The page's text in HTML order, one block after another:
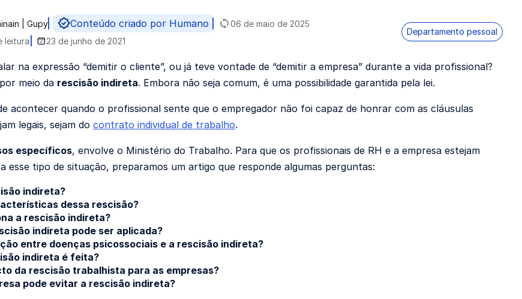
| Gupy Conteúdo criado por Humano
06 de maio de 2025
leitura
23 de junho de 2021
Departamento pessoal
na expressão “demitir o cliente”, ou já teve vontade de “demitir a empresa” durante a vida profissional?
meio da rescisão indireta. Embora não seja comum, é uma possibilidade garantida pela lei.
acontecer quando o profissional sente que o empregador não foi capaz de honrar com as cláusulas
legais, sejam do contrato individual de trabalho.
específicos, envolve o Ministério do Trabalho. Para que os profissionais de RH e a empresa estejam
esse tipo de situação, preparamos um artigo que responde algumas perguntas:
indireta?
dessa rescisão?
a rescisão indireta?
indireta pode ser aplicada?
entre doenças psicossociais e a rescisão indireta?
indireta é feita?
da rescisão trabalhista para as empresas?
pode evitar a rescisão indireta?